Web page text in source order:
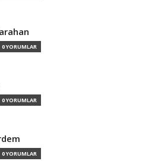
0 YORUMLAR
0 YORUMLAR
0 YORUMLAR